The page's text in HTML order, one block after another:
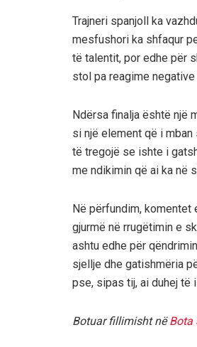
Trajneri spanjoll ka
mesfushori ka shfaqur
të talentit, por edhe për
stol pa reagime
Ndërsa finalja është një
si një element që i
të tregojë se ishte i
me ndikimin që ai ka në
Në përfundim, komentet
gjurmë në rrugëtimin e
ashtu edhe për
sjellje dhe gatishmëria
pse, sipas tij, ai duhej të
Botuar fillimisht nëBota